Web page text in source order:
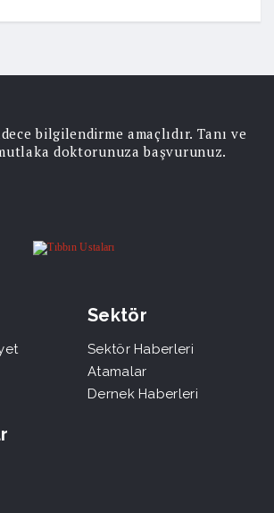
bilgilendirme amaçlıdır. Tanı ve
doktorunuza başvurunuz.
Sektör
Sektör Haberleri
Atamalar
Dernek Haberleri